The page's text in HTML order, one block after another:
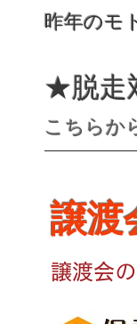
昨年のモ
★脱走
こちら
譲渡
譲渡会